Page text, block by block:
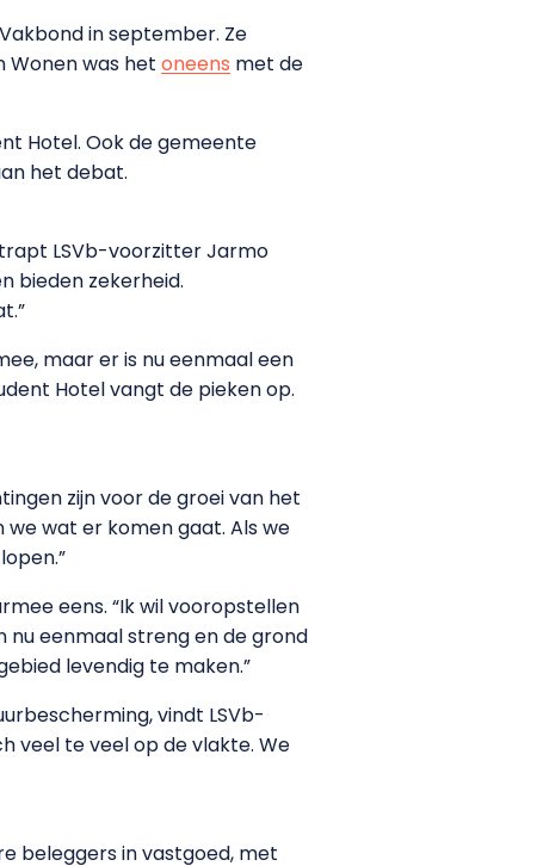
in september. Ze
Wonen was het oneens met de
Hotel. Ook de gemeente
het debat.
LSVb-voorzitter Jarmo
bieden zekerheid.
maar er is nu eenmaal een
Hotel vangt de pieken op.
zijn voor de groei van het
wat er komen gaat. Als we
eens. “Ik wil vooropstellen
nu eenmaal streng en de grond
levendig te maken.”
vindt LSVb-
veel te veel op de vlakte. We
beleggers in vastgoed, met